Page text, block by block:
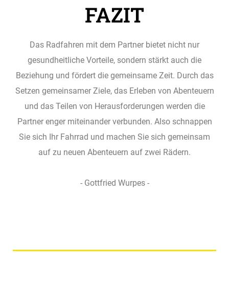
FAZIT
Das Radfahren mit dem Partner bietet nicht nur
gesundheitliche Vorteile, sondern stärkt auch die
Beziehung und fördert die gemeinsame Zeit. Durch das
Setzen gemeinsamer Ziele, das Erleben von Abenteuern
und das Teilen von Herausforderungen werden die
Partner enger miteinander verbunden. Also schnappen
Sie sich Ihr Fahrrad und machen Sie sich gemeinsam
auf zu neuen Abenteuern auf zwei Rädern.
- Gottfried Wurpes -